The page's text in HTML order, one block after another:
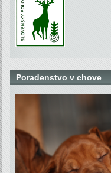
Poradenstvo v chove